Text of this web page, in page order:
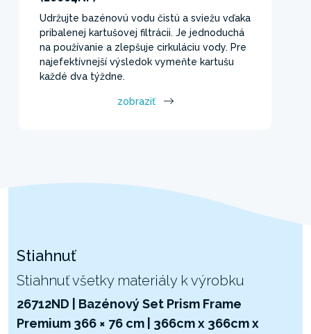
Udržujte bazénovú vodu čistú a sviežu vďaka
pribalenej kartušovej filtrácii. Je jednoduchá
na používanie a zlepšuje cirkuláciu vody. Pre
najefektívnejší výsledok vymeňte kartušu
každé dva týždne.
zobraziť
Stiahnuť
Stiahnuť všetky materiály k výrobku
26712ND | Bazénový Set Prism Frame
Premium 366 × 76 cm | 366cm x 366cm x